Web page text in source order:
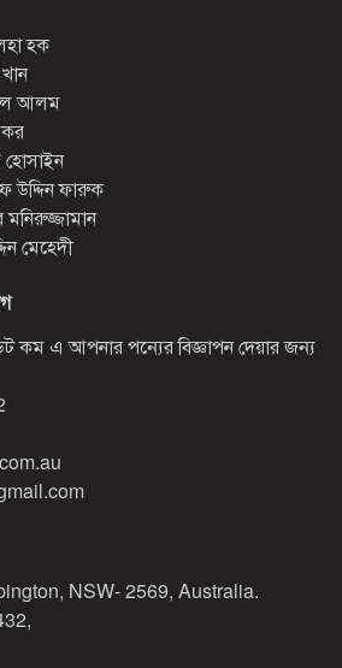
হক
আলম
কর
হোসাইন
উদ্দিন ফারুক
মনিরুজ্জামান
মেহেদী
কম এ আপনার পন্যের বিজ্ঞাপন দেয়ার জন্য
NSW- 2569, Australia.